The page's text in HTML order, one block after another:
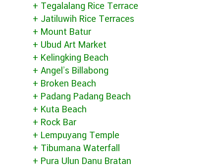
+ Tegalalang Rice Terrace
+ Jatiluwih Rice Terraces
+ Mount Batur
+ Ubud Art Market
+ Kelingking Beach
+ Angel’s Billabong
+ Broken Beach
+ Padang Padang Beach
+ Kuta Beach
+ Rock Bar
+ Lempuyang Temple
+ Tibumana Waterfall
+ Pura Ulun Danu Bratan